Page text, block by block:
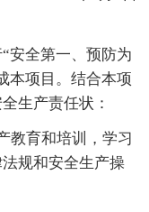
安全第一、预防为
本项目。结合本项
生产责任状：
教育和培训，学习
规和安全生产操